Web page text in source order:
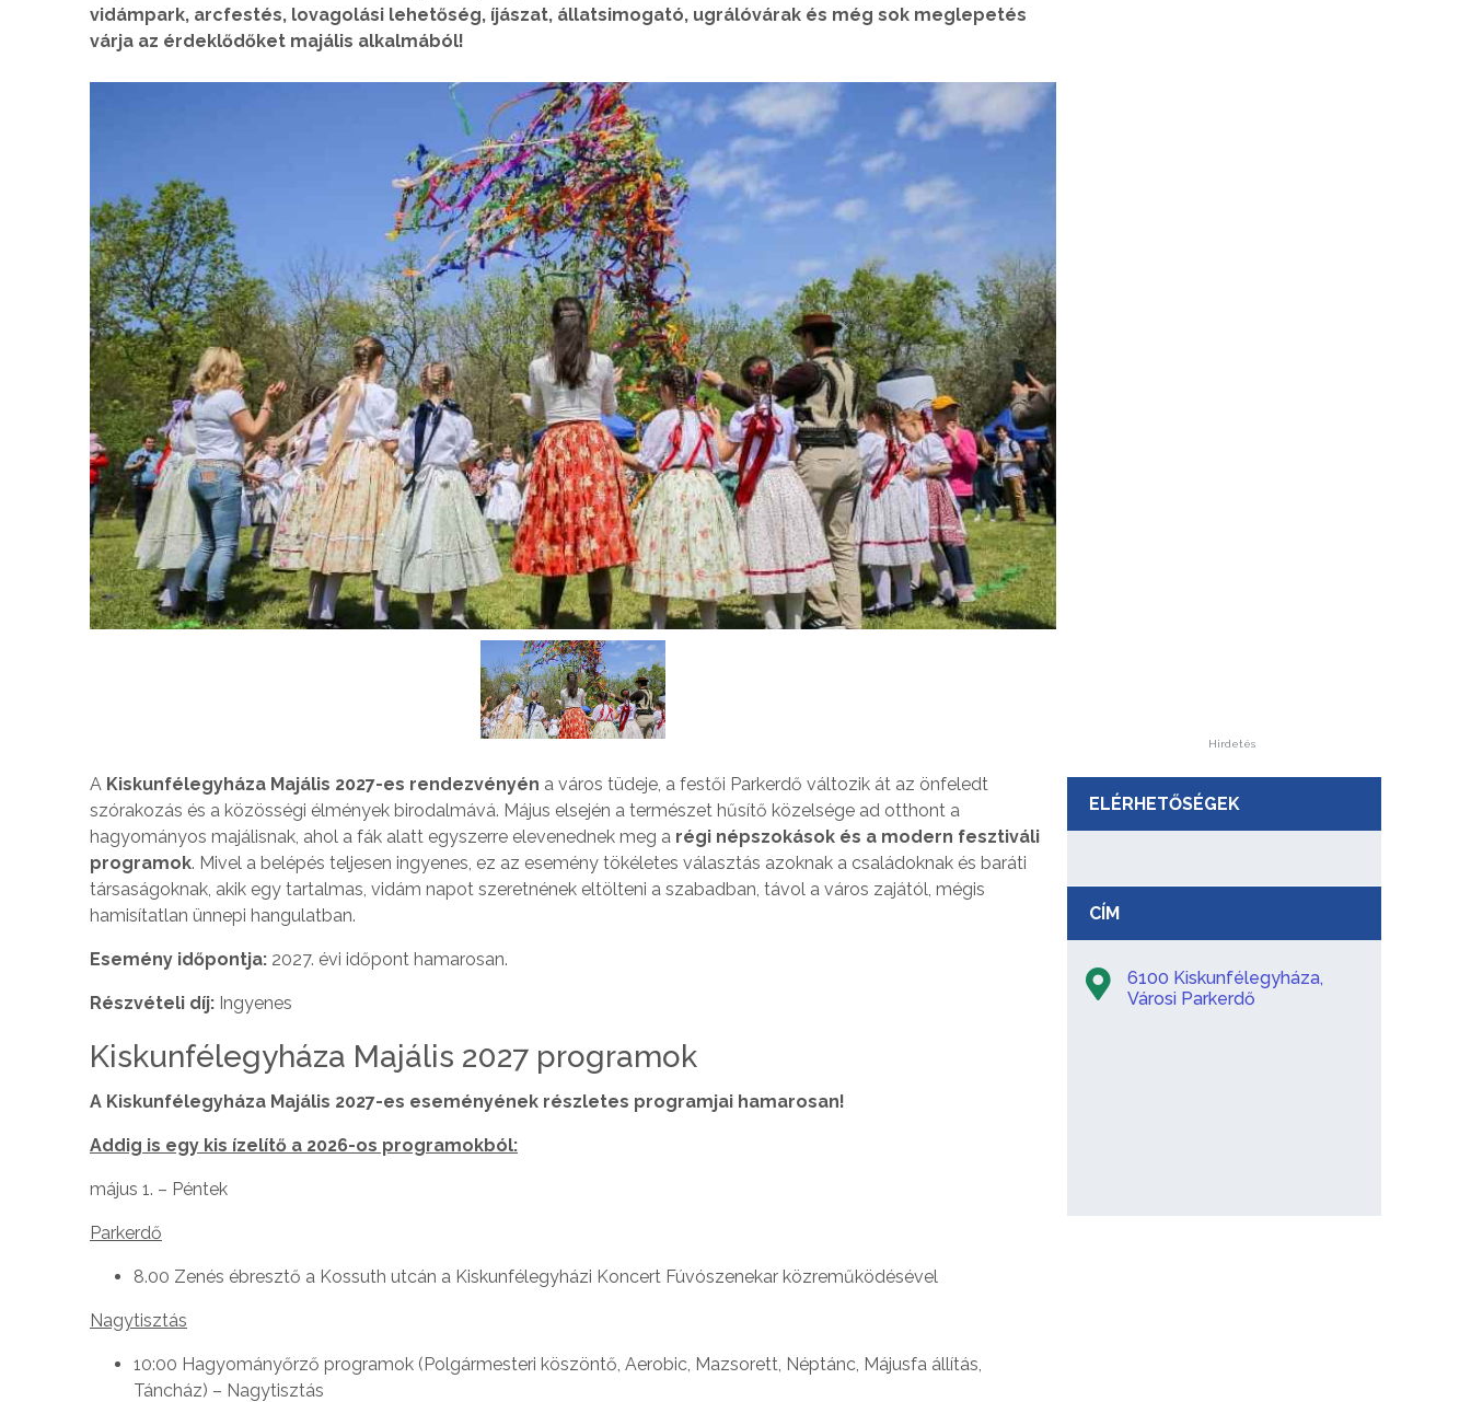
vidámpark, arcfestés, lovagolási lehetőség, íjászat, állatsimogató, ugrálóvárak és még sok meglepetés
várja az érdeklődőket majális alkalmából!
A Kiskunfélegyháza Majális 2027-es rendezvényén a város tüdeje, a festői Parkerdő változik át az önfeledt
szórakozás és a közösségi élmények birodalmává. Május elsején a természet hűsítő közelsége ad otthont a
hagyományos majálisnak, ahol a fák alatt egyszerre elevenednek meg a régi népszokások és a modern fesztiváli
programok. Mivel a belépés teljesen ingyenes, ez az esemény tökéletes választás azoknak a családoknak és baráti
társaságoknak, akik egy tartalmas, vidám napot szeretnének eltölteni a szabadban, távol a város zajától, mégis
hamisítatlan ünnepi hangulatban.
Esemény időpontja: 2027. évi időpont hamarosan.
Részvételi díj: Ingyenes
Kiskunfélegyháza Majális 2027 programok
A Kiskunfélegyháza Majális 2027-es eseményének részletes programjai hamarosan!
Addig is egy kis ízelítő a 2026-os programokból:
május 1. – Péntek
Parkerdő
8.00 Zenés ébresztő a Kossuth utcán a Kiskunfélegyházi Koncert Fúvószenekar közreműködésével
Nagytisztás
10:00 Hagyományőrző programok (Polgármesteri köszöntő, Aerobic, Mazsorett, Néptánc, Májusfa állítás,
Táncház) – Nagytisztás
Hirdetés
ELÉRHETŐSÉGEK
CÍM
6100 Kiskunfélegyháza,
Városi Parkerdő